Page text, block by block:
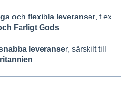
och flexibla leveranser, t.ex.
Farligt Gods
leveranser, särskilt till